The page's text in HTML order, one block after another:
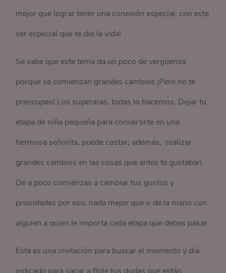
mejor que lograr tener una conexión especial, con este
ser especial que te dio la vida!
Se sabe que este tema da un poco de vergüenza
porque se comienzan grandes cambios ¡Pero no te
preocupes! Los superaras, todas lo hacemos. Dejar tu
etapa de niña pequeña para convertirte en una
hermosa señorita, puede costar; además, realizar
grandes cambios en las cosas que antes te gustaban.
De a poco comienzas a cambiar tus gustos y
prioridades por eso, nada mejor que ir de la mano con
alguien a quien le importa cada etapa que debes pasar.
Esta es una invitación para buscar el momento y día